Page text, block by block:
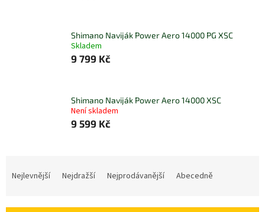
Shimano Naviják Power Aero 14000 PG XSC
Skladem
9 799 Kč
Shimano Naviják Power Aero 14000 XSC
Není skladem
9 599 Kč
Nejlevnější Nejdražší Nejprodávanější Abecedně